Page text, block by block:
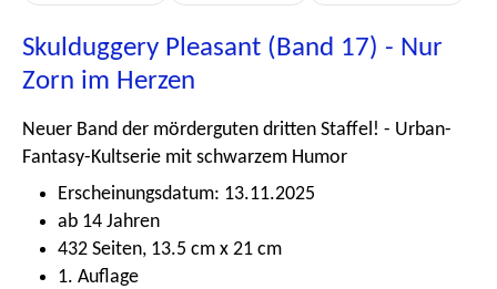
Skulduggery Pleasant (Band 17) - Nur
Zorn im Herzen
Neuer Band der mörderguten dritten Staffel! - Urban-
Fantasy-Kultserie mit schwarzem Humor
Erscheinungsdatum: 13.11.2025
ab 14 Jahren
432 Seiten, 13.5 cm x 21 cm
1. Auflage